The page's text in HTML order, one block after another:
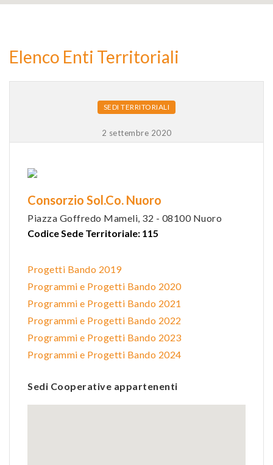
Elenco Enti Territoriali
SEDI TERRITORIALI
2 settembre 2020
Consorzio Sol.Co. Nuoro
Piazza Goffredo Mameli, 32 - 08100 Nuoro
Codice Sede Territoriale: 115
Progetti Bando 2019
Programmi e Progetti Bando 2020
Programmi e Progetti Bando 2021
Programmi e Progetti Bando 2022
Programmi e Progetti Bando 2023
Programmi e Progetti Bando 2024
Sedi Cooperative appartenenti